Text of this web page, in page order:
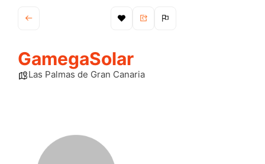
GamegaSolar
Las Palmas de Gran Canaria